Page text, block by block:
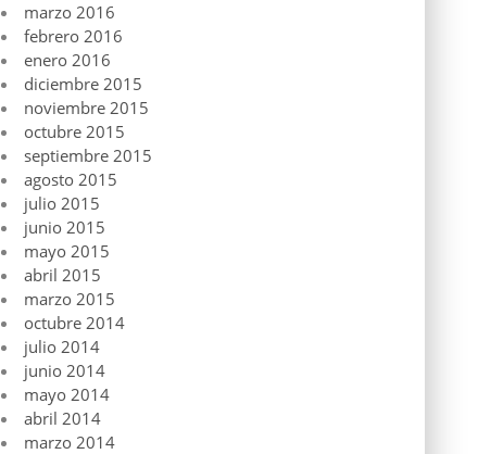
marzo 2016
febrero 2016
enero 2016
diciembre 2015
noviembre 2015
octubre 2015
septiembre 2015
agosto 2015
julio 2015
junio 2015
mayo 2015
abril 2015
marzo 2015
octubre 2014
julio 2014
junio 2014
mayo 2014
abril 2014
marzo 2014